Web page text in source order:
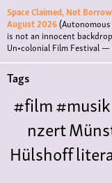
Space Claimed, Not
August 2026
is not an innocent
Un•colonial Film Festival —
Tags
#film#musik
nzert
Hülshoff